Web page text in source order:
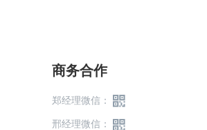
商务合作
郑经理微信：
邢经理微信：